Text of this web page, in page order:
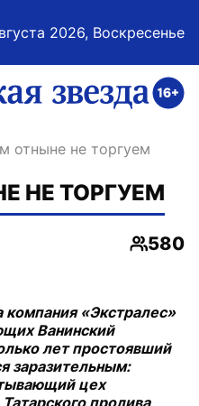
2026, Воскресенье
на главную
отныне не торгуем
НЕ ТОРГУЕМ
580
компания «Экстралес»
Ванинский
лет простоявший
заразительным:
цех
пролива